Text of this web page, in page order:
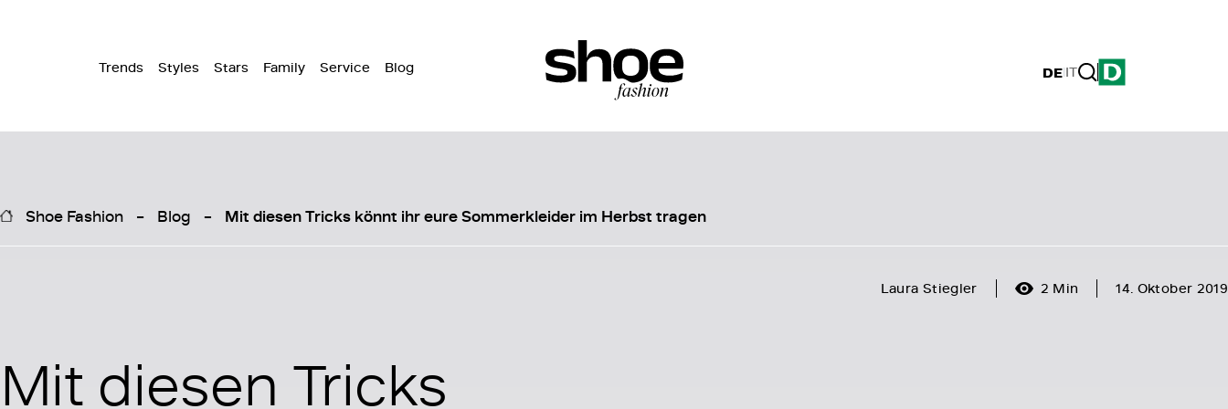
Trends Styles Stars Family Service Blog DE|IT
Shoe Fashion Blog Mit diesen Tricks könnt ihr eure Sommerkleider im Herbst tragen
Laura Stiegler 2 Min 14. Oktober 2019
Mit diesen Tricks